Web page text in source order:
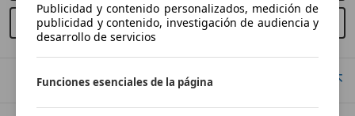
HS 1.5 T-GDI AT Comfort
119 KW (162 PS)
HS 1.5 T-GDI AT Luxury
Comprar usado
Publicidad y contenido personalizados, medición de
publicidad y contenido, investigación de audiencia y
desarrollo de servicios
Funciones esenciales de la página